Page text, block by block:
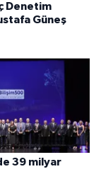
Denetim
Güneş
39 milyar